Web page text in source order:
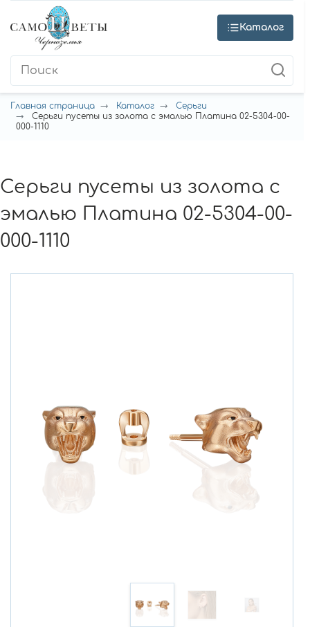
Каталог
Главная страница Каталог
Серьги
Серьги пусеты из золота с эмалью Платина 02-5304-00-
000-1110
Серьги пусеты из золота с
эмалью Платина 02-5304-00-
000-1110